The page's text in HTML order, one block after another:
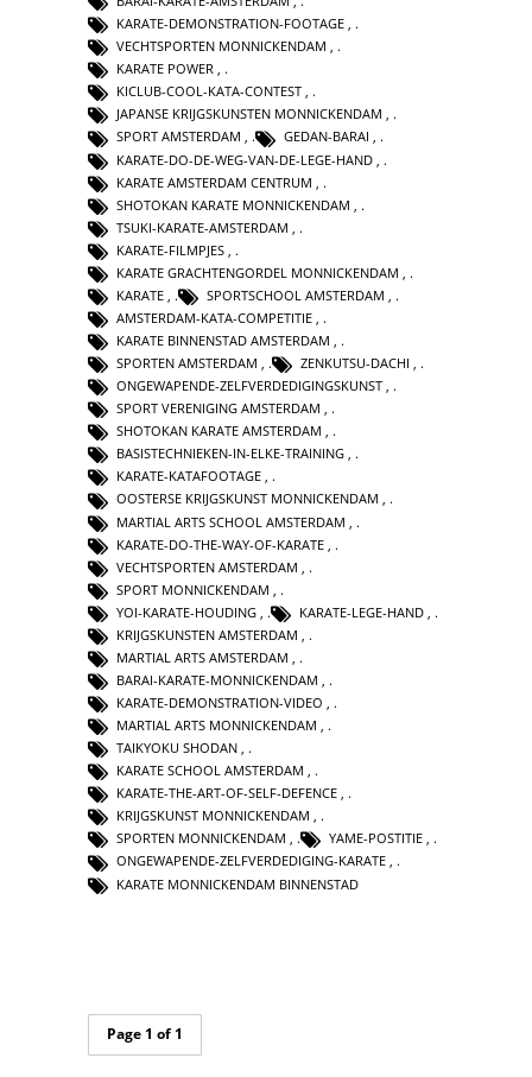
KARATE-DEMONSTRATION-FOOTAGE ,
VECHTSPORTEN MONNICKENDAM ,
KARATE POWER ,
KICLUB-COOL-KATA-CONTEST ,
JAPANSE KRIJGSKUNSTEN MONNICKENDAM ,
SPORT AMSTERDAM , GEDAN-BARAI ,
KARATE-DO-DE-WEG-VAN-DE-LEGE-HAND
KARATE AMSTERDAM CENTRUM
SHOTOKAN KARATE MONNICKENDAM
TSUKI-KARATE-AMSTERDAM
KARATE-FILMPJES
KARATE GRACHTENGORDEL MONNICKENDAM
KARATE
SPORTSCHOOL AMSTERDAM
AMSTERDAM-KATA-COMPETITIE
KARATE BINNENSTAD AMSTERDAM ,
SPORTEN AMSTERDAM , ZENKUTSU-DACHI ,
ONGEWAPENDE-ZELFVERDEDIGINGSKUNST ,
SPORT VERENIGING AMSTERDAM ,
SHOTOKAN KARATE AMSTERDAM ,
BASISTECHNIEKEN-IN-ELKE-TRAINING ,
KARATE-KATAFOOTAGE ,
OOSTERSE KRIJGSKUNST MONNICKENDAM ,
MARTIAL ARTS SCHOOL AMSTERDAM
KARATE-DO-THE-WAY-OF-KARATE
VECHTSPORTEN AMSTERDAM
SPORT MONNICKENDAM
YOI-KARATE-HOUDING
KARATE-LEGE-HAND
KRIJGSKUNSTEN AMSTERDAM
MARTIAL ARTS AMSTERDAM
BARAI-KARATE-MONNICKENDAM
KARATE-DEMONSTRATION-VIDEO ,
MARTIAL ARTS MONNICKENDAM ,
TAIKYOKU SHODAN ,
KARATE SCHOOL AMSTERDAM ,
KARATE-THE-ART-OF-SELF-DEFENCE ,
KRIJGSKUNST MONNICKENDAM ,
SPORTEN MONNICKENDAM , YAME-POSTITIE ,
ONGEWAPENDE-ZELFVERDEDIGING-KARATE ,
KARATE MONNICKENDAM BINNENSTAD
Page 1 of 1